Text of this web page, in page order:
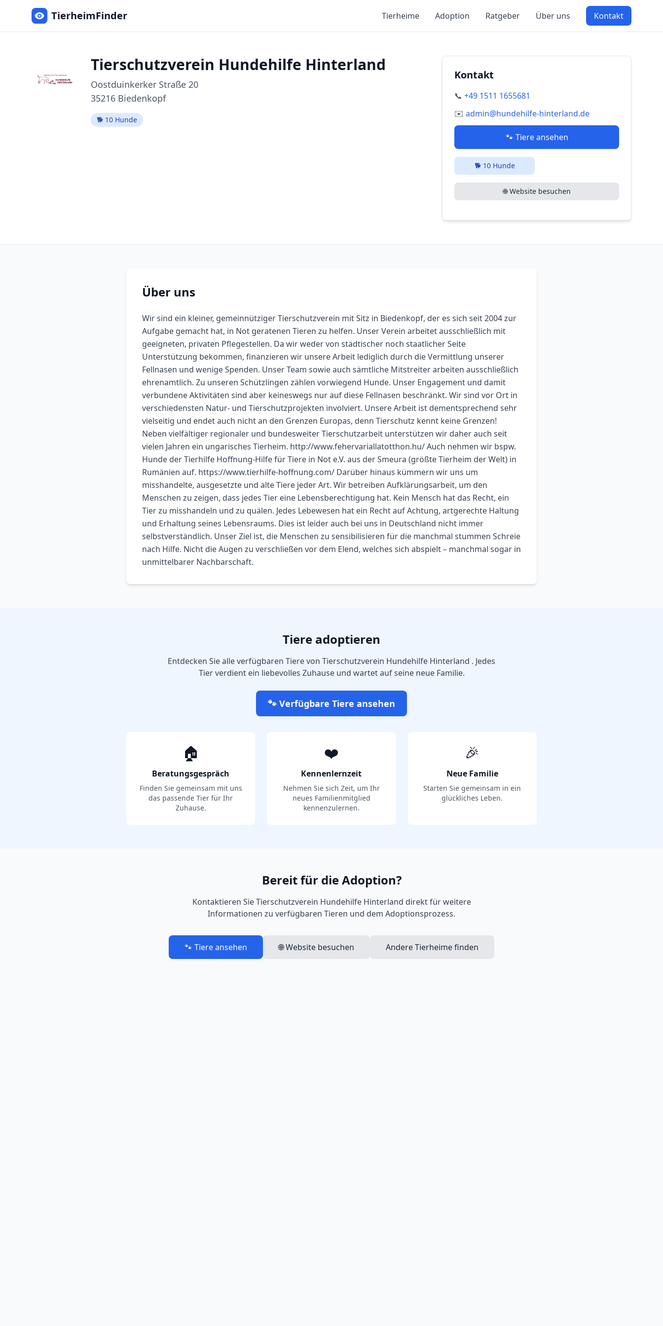
TierheimFinder Tierheime Adoption Ratgeber Über uns Kontakt
Tierschutzverein Hundehilfe Hinterland
Oostduinkerker Straße 20
35216 Biedenkopf
🐕 10 Hunde
Kontakt
📞 +49 1511 1655681
✉️ admin@hundehilfe-hinterland.de
🐾 Tiere ansehen
🐕 10Hunde
🌐 Website besuchen
Über uns
Wir sind ein kleiner, gemeinnütziger Tierschutzverein mit Sitz in Biedenkopf, der es sich seit 2004 zur
Aufgabe gemacht hat, in Not geratenen Tieren zu helfen. Unser Verein arbeitet ausschließlich mit
geeigneten, privaten Pflegestellen. Da wir weder von städtischer noch staatlicher Seite
Unterstützung bekommen, finanzieren wir unsere Arbeit lediglich durch die Vermittlung unserer
Fellnasen und wenige Spenden. Unser Team sowie auch sämtliche Mitstreiter arbeiten ausschließlich
ehrenamtlich. Zu unseren Schützlingen zählen vorwiegend Hunde. Unser Engagement und damit
verbundene Aktivitäten sind aber keineswegs nur auf diese Fellnasen beschränkt. Wir sind vor Ort in
verschiedensten Natur- und Tierschutzprojekten involviert. Unsere Arbeit ist dementsprechend sehr
vielseitig und endet auch nicht an den Grenzen Europas, denn Tierschutz kennt keine Grenzen!
Neben vielfältiger regionaler und bundesweiter Tierschutzarbeit unterstützen wir daher auch seit
vielen Jahren ein ungarisches Tierheim. http://www.fehervariallatotthon.hu/ Auch nehmen wir bspw.
Hunde der Tierhilfe Hoffnung-Hilfe für Tiere in Not e.V. aus der Smeura (größte Tierheim der Welt) in
Rumänien auf. https://www.tierhilfe-hoffnung.com/ Darüber hinaus kümmern wir uns um
misshandelte, ausgesetzte und alte Tiere jeder Art. Wir betreiben Aufklärungsarbeit, um den
Menschen zu zeigen, dass jedes Tier eine Lebensberechtigung hat. Kein Mensch hat das Recht, ein
Tier zu misshandeln und zu quälen. Jedes Lebewesen hat ein Recht auf Achtung, artgerechte Haltung
und Erhaltung seines Lebensraums. Dies ist leider auch bei uns in Deutschland nicht immer
selbstverständlich. Unser Ziel ist, die Menschen zu sensibilisieren für die manchmal stummen Schreie
nach Hilfe. Nicht die Augen zu verschließen vor dem Elend, welches sich abspielt – manchmal sogar in
unmittelbarer Nachbarschaft.
Tiere adoptieren
Entdecken Sie alle verfügbaren Tiere von Tierschutzverein Hundehilfe Hinterland . Jedes
Tier verdient ein liebevolles Zuhause und wartet auf seine neue Familie.
🐾 Verfügbare Tiere ansehen
🏠
Beratungsgespräch
Finden Sie gemeinsam mit uns
das passende Tier für Ihr
Zuhause.
❤️
Kennenlernzeit
Nehmen Sie sich Zeit, um Ihr
neues Familienmitglied
kennenzulernen.
🎉
Neue Familie
Starten Sie gemeinsam in ein
glückliches Leben.
Bereit für die Adoption?
Kontaktieren SieTierschutzverein Hundehilfe Hinterland direkt für weitere
Informationen zu verfügbaren Tieren und dem Adoptionsprozess.
🐾 Tiere ansehen 🌐 Website besuchen Andere Tierheime finden